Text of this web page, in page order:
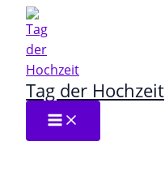
Zum
Inhalt
springen
Tag der Hochzeit